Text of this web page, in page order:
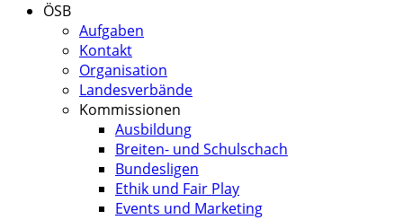
ÖSB
Aufgaben
Kontakt
Organisation
Landesverbände
Kommissionen
Ausbildung
Breiten- und Schulschach
Bundesligen
Ethik und Fair Play
Events und Marketing